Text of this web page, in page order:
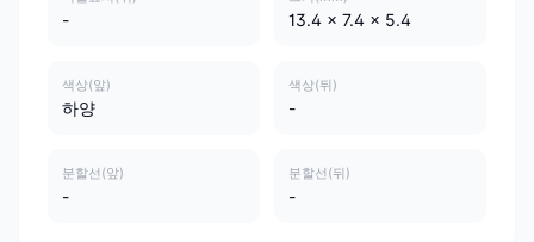
- 13.4 x 7.4 x 5.4
색상(앞)
하양
색상(뒤)
-
분할선(앞)
-
분할선(뒤)
-